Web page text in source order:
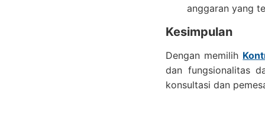
anggaran yang
Kesimpulan
Dengan memilih
dan fungsionalitas
konsultasi dan